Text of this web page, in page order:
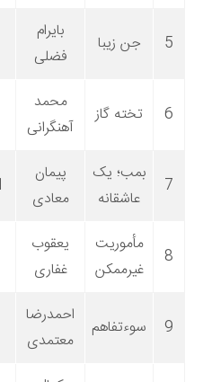
زیبا
فضلی
1
گاز
محمد
6
یک
پیمان
معادی
11
یعقوب
غفاری
1
معتمدی